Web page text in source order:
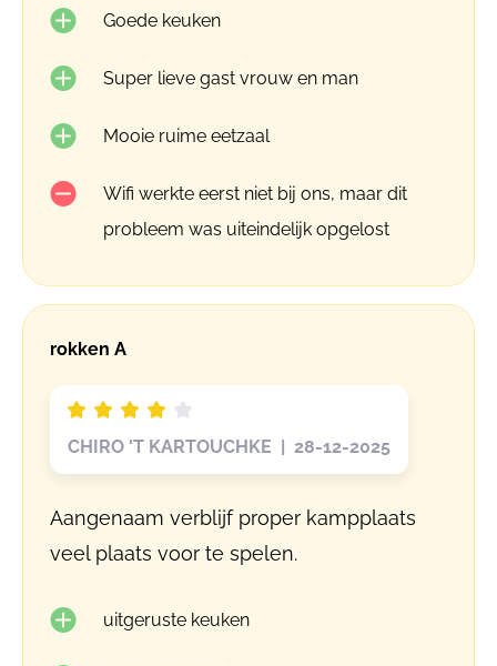
Goede keuken
Super lieve gast vrouw en man
Mooie ruime eetzaal
Wifi werkte eerst niet bij ons, maar dit
probleem was uiteindelijk opgelost
rokken A
CHIRO 'T KARTOUCHKE | 28-12-2025
Aangenaam verblijf proper kampplaats
veel plaats voor te spelen.
uitgeruste keuken